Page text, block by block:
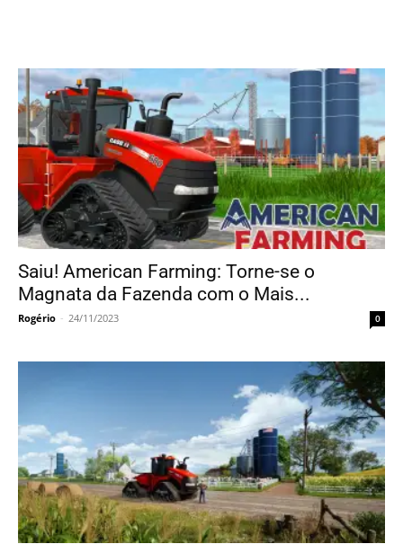
Saiu! American Farming: Torne-se o
Magnata da Fazenda com o Mais...
Rogério - 24/11/2023 0